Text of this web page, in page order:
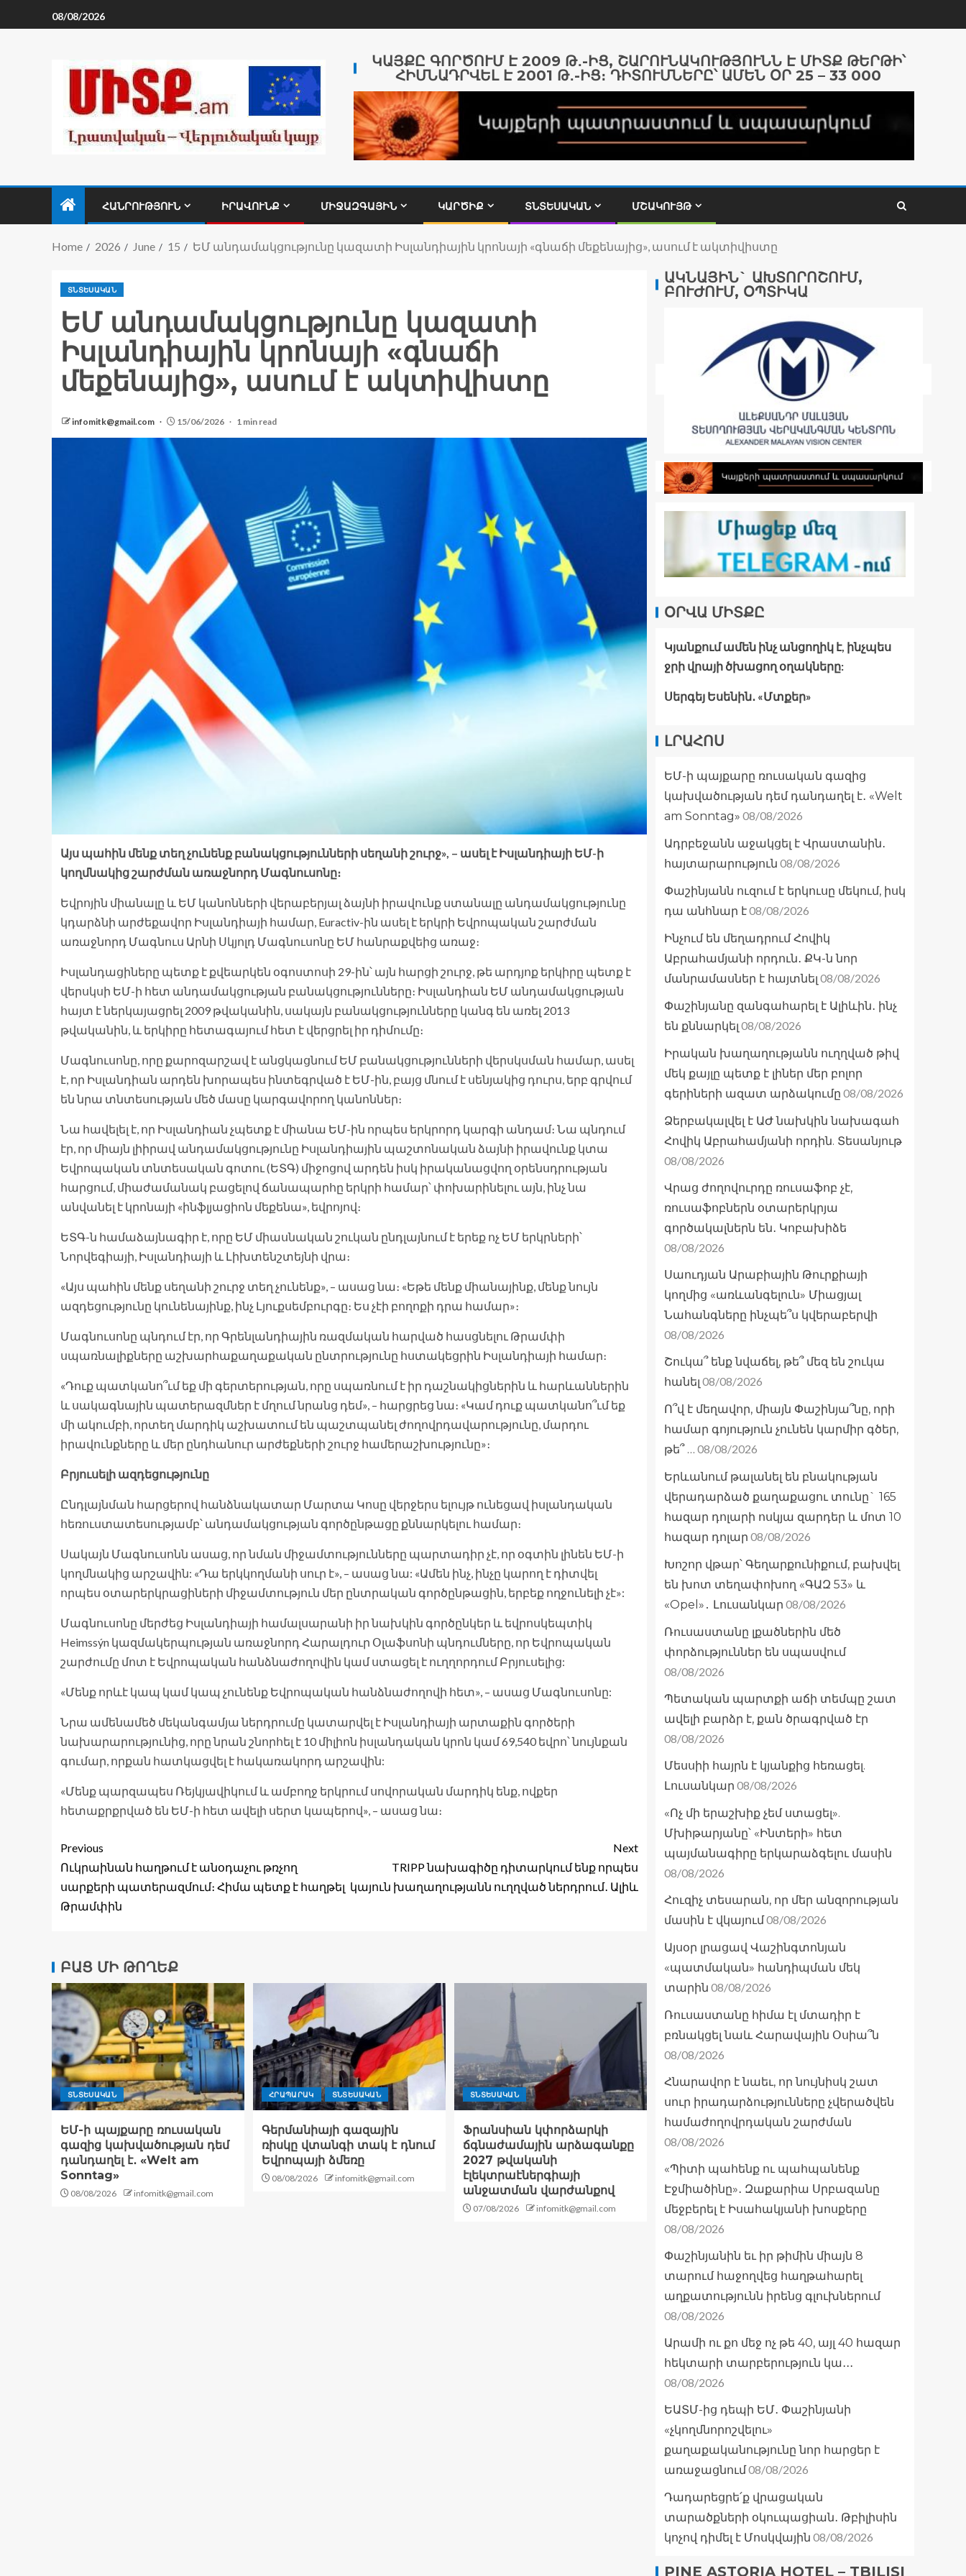
08/08/2026
ԿԱՅՔԸ ԳՈՐԾՈՒՄ Է 2009 Թ․-ԻՑ, ՇԱՐՈՒՆԱԿՈՒԹՅՈՒՆՆ Է ՄԻՏՔ ԹԵՐԹԻ՝
ՀԻՄՆԱԴՐՎԵԼ Է 2001 Թ․-ԻՑ։ ԴԻՏՈՒՄՆԵՐԸ՝ ԱՄԵՆ ՕՐ 25 – 33 000
ՀԱՆՐՈՒԹՅՈՒՆ ԻՐԱՎՈՒՆՔ ՄԻՋԱԶԳԱՅԻՆ ԿԱՐԾԻՔ ՏՆՏԵՍԱԿԱՆ ՄՇԱԿՈՒՅԹ
Home 2026 June 15 ԵՄ անդամակցությունը կազատի Իսլանդիային կրոնայի «գնաճի մեքենայից», ասում է ակտիվիստը
ՏՆՏԵՍԱԿԱՆ
ԵՄ անդամակցությունը կազատի
Իսլանդիային կրոնայի «գնաճի
մեքենայից», ասում է ակտիվիստը
infomitk@gmail.com 15/06/2026 1 min read
Այս պահին մենք տեղ չունենք բանակցությունների սեղանի շուրջ», – ասել է Իսլանդիայի ԵՄ-ի
կողմնակից շարժման առաջնորդ Մագնուսոնը։
Եվրոյին միանալը և ԵՄ կանոնների վերաբերյալ ձայնի իրավունք ստանալը անդամակցությունը
կդարձնի արժեքավոր Իսլանդիայի համար, Euractiv-ին ասել է երկրի Եվրոպական շարժման
առաջնորդ Մագնուս Արնի Սկյոլդ Մագնուսոնը ԵՄ հանրաքվեից առաջ։
Իսլանդացիները պետք է քվեարկեն օգոստոսի 29-ին՝ այն հարցի շուրջ, թե արդյոք երկիրը պետք է
վերսկսի ԵՄ-ի հետ անդամակցության բանակցությունները։ Իսլանդիան ԵՄ անդամակցության
հայտ է ներկայացրել 2009 թվականին, սակայն բանակցությունները կանգ են առել 2013
թվականին, և երկիրը հետագայում հետ է վերցրել իր դիմումը։
Մագնուսոնը, որը քարոզարշավ է անցկացնում ԵՄ բանակցությունների վերսկսման համար, ասել
է, որ Իսլանդիան արդեն խորապես ինտեգրված է ԵՄ-ին, բայց մնում է սենյակից դուրս, երբ գրվում
են նրա տնտեսության մեծ մասը կարգավորող կանոններ։
Նա հավելել է, որ Իսլանդիան չպետք է միանա ԵՄ-ին որպես երկրորդ կարգի անդամ։ Նա պնդում
էր, որ միայն լիիրավ անդամակցությունը Իսլանդիային պաշտոնական ձայնի իրավունք կտա
Եվրոպական տնտեսական գոտու (ԵՏԳ) միջոցով արդեն իսկ իրականացվող օրենսդրության
հարցում, միաժամանակ բացելով ճանապարհը երկրի համար՝ փոխարինելու այն, ինչ նա
անվանել է կրոնայի «ինֆլյացիոն մեքենա», եվրոյով։
ԵՏԳ-ն համաձայնագիր է, որը ԵՄ միասնական շուկան ընդլայնում է երեք ոչ ԵՄ երկրների՝
Նորվեգիայի, Իսլանդիայի և Լիխտենշտեյնի վրա։
«Այս պահին մենք սեղանի շուրջ տեղ չունենք», – ասաց նա։ «Եթե մենք միանայինք, մենք նույն
ազդեցությունը կունենայինք, ինչ Լյուքսեմբուրգը։ Ես չէի բողոքի դրա համար»։
Մագնուսոնը պնդում էր, որ Գրենլանդիային ռազմական հարված հասցնելու Թրամփի
սպառնալիքները աշխարհաքաղաքական ընտրությունը հստակեցրին Իսլանդիայի համար։
«Դուք պատկանո՞ւմ եք մի գերտերության, որը սպառնում է իր դաշնակիցներին և հարևաններին
և սակագնային պատերազմներ է մղում նրանց դեմ», – հարցրեց նա։ «Կամ դուք պատկանո՞ւմ եք
մի ակումբի, որտեղ մարդիկ աշխատում են պաշտպանել ժողովրդավարությունը, մարդու
իրավունքները և մեր ընդհանուր արժեքների շուրջ համերաշխությունը»։
Բրյուսելի ազդեցությունը
Ընդլայնման հարցերով հանձնակատար Մարտա Կոսը վերջերս ելույթ ունեցավ իսլանդական
հեռուստատեսությամբ՝ անդամակցության գործընթացը քննարկելու համար։
Սակայն Մագնուսոնն ասաց, որ նման միջամտությունները պարտադիր չէ, որ օգտին լինեն ԵՄ-ի
կողմնակից արշավին: «Դա երկկողմանի սուր է», – ասաց նա: «Ամեն ինչ, ինչը կարող է դիտվել
որպես օտարերկրացիների միջամտություն մեր ընտրական գործընթացին, երբեք ողջունելի չէ»:
Մագնուսոնը մերժեց Իսլանդիայի համալսարանի իր նախկին գործընկեր և եվրոսկեպտիկ
Heimssýn կազմակերպության առաջնորդ Հարալդուր Օլաֆսոնի պնդումները, որ Եվրոպական
շարժումը մոտ է Եվրոպական հանձնաժողովին կամ ստացել է ուղղորդում Բրյուսելից:
«Մենք որևէ կապ կամ կապ չունենք Եվրոպական հանձնաժողովի հետ», – ասաց Մագնուսոնը:
Նրա ամենամեծ մեկանգամյա ներդրումը կատարվել է Իսլանդիայի արտաքին գործերի
նախարարությունից, որը նրան շնորհել է 10 միլիոն իսլանդական կրոն կամ 69,540 եվրո՝ նույնքան
գումար, որքան հատկացվել է հակառակորդ արշավին:
«Մենք պարզապես Ռեյկյավիկում և ամբողջ երկրում սովորական մարդիկ ենք, ովքեր
հետաքրքրված են ԵՄ-ի հետ ավելի սերտ կապերով», – ասաց նա։
Previous
Ուկրաինան հաղթում է անօդաչու թռչող
սարքերի պատերազմում։ Հիմա պետք է հաղթել
Թրամփին
Next
TRIPP նախագիծը դիտարկում ենք որպես
կայուն խաղաղությանն ուղղված ներդրում․ Ալիև
ԲԱՑ ՄԻ ԹՈՂԵՔ
ՏՆՏԵՍԱԿԱՆ
ԵՄ-ի պայքարը ռուսական
գազից կախվածության դեմ
դանդաղել է․ «Welt am
Sonntag»
08/08/2026 infomitk@gmail.com
ՀՐԱՊԱՐԱԿ ՏՆՏԵՍԱԿԱՆ
Գերմանիայի գազային
ռիսկը վտանգի տակ է դնում
Եվրոպայի ձմեռը
08/08/2026 infomitk@gmail.com
ՏՆՏԵՍԱԿԱՆ
Ֆրանսիան կփորձարկի
ճգնաժամային արձագանքը
2027 թվականի
էլեկտրաէներգիայի
անջատման վարժանքով
07/08/2026 infomitk@gmail.com
ԱԿՆԱՅԻՆ` ԱԽՏՈՐՈՇՈՒՄ,
ԲՈՒԺՈՒՄ, ՕՊՏԻԿԱ
ՕՐՎԱ ՄԻՏՔԸ
Կյանքում ամեն ինչ անցողիկ է, ինչպես
ջրի վրայի ծխացող օղակները:
Սերգեյ Եսենին․ «Մտքեր»
ԼՐԱՀՈՍ
ԵՄ-ի պայքարը ռուսական գազից
կախվածության դեմ դանդաղել է․ «Welt
am Sonntag» 08/08/2026
Ադրբեջանն աջակցել է Վրաստանին․
հայտարարություն 08/08/2026
Փաշինյանն ուզում է երկուսը մեկում, իսկ
դա անհնար է08/08/2026
Ինչում են մեղադրում Հովիկ
Աբրահամյանի որդուն․ ՔԿ-ն նոր
մանրամասներ է հայտնել 08/08/2026
Փաշինյանը զանգահարել է Ալիևին․ ինչ
են քննարկել 08/08/2026
Իրական խաղաղությանն ուղղված թիվ
մեկ քայլը պետք է լիներ մեր բոլոր
գերիների ազատ արձակումը 08/08/2026
Ձերբակալվել է ԱԺ նախկին նախագահ
Հովիկ Աբրահամյանի որդին. Տեսանյութ
08/08/2026
Վրաց ժողովուրդը ռուսաֆոբ չէ,
ռուսաֆոբներն օտարերկրյա
գործակալներն են․ Կոբախիձե
08/08/2026
Սաուդյան Արաբիային Թուրքիայի
կողմից «առևանգելուն» Միացյալ
Նահանգները ինչպե՞ս կվերաբերվի
08/08/2026
Շուկա՞ ենք նվաճել, թե՞ մեզ են շուկա
հանել 08/08/2026
Ո՞վ է մեղավոր, միայն Փաշինյա՞նը, որի
համար գոյություն չունեն կարմիր գծեր,
թե՞ … 08/08/2026
Երևանում թալանել են բնակության
վերադարձած քաղաքացու տունը` 165
հազար դոլարի ոսկյա զարդեր և մոտ 10
հազար դոլար 08/08/2026
Խոշոր վթար՝ Գեղարքունիքում, բախվել
են խոտ տեղափոխող «ԳԱԶ 53» և
«Opel»․ Լուսանկար 08/08/2026
Ռուսաստանը լքածներին մեծ
փորձություններ են սպասվում
08/08/2026
Պետական պարտքի աճի տեմպը շատ
ավելի բարձր է, քան ծրագրված էր
08/08/2026
Մեսսիի հայրն է կյանքից հեռացել.
Լուսանկար 08/08/2026
«Ոչ մի երաշխիք չեմ ստացել».
Մխիթարյանը՝ «Ինտերի» հետ
պայմանագիրը երկարաձգելու մասին
08/08/2026
Հուզիչ տեսարան, որ մեր անզորության
մասին է վկայում08/08/2026
Այսօր լրացավ Վաշինգտոնյան
«պատմական» հանդիպման մեկ
տարին 08/08/2026
Ռուսաստանը հիմա էլ մտադիր է
բռնակցել նաև Հարավային Օսիա՞ն
08/08/2026
Հնարավոր է նաեւ, որ նույնիսկ շատ
սուր իրադարձությունները չվերածվեն
համաժողովրդական շարժման
08/08/2026
«Պիտի պահենք ու պահպանենք
Էջմիածինը»․ Զաքարիա Սրբազանը
մեջբերել է Իսահակյանի խոսքերը
08/08/2026
Փաշինյանին եւ իր թիմին միայն 8
տարում հաջողվեց հաղթահարել
աղքատությունն իրենց գլուխներում
08/08/2026
Արամի ու քո մեջ ոչ թե 40, այլ 40 հազար
հեկտարի տարբերություն կա․․․
08/08/2026
ԵԱՏՄ-ից դեպի ԵՄ․ Փաշինյանի
«չկողմնորոշվելու»
քաղաքականությունը նոր հարցեր է
առաջացնում08/08/2026
Դադարեցրե՛ք վրացական
տարածքների օկուպացիան․ Թբիլիսին
կոչով դիմել է Մոսկվային 08/08/2026
PINE ASTORIA HOTEL – TBILISI